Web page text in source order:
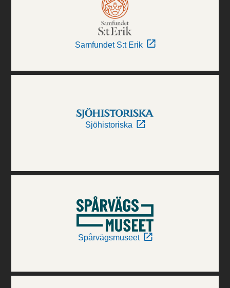
Samfundet S:t Erik
Sjöhistoriska
Spårvägsmuseet